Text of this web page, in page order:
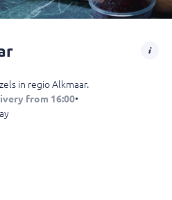
in regio Alkmaar.
from 16:00•